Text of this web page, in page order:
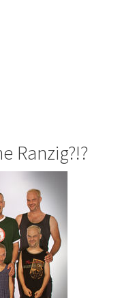
Ranzig?!?